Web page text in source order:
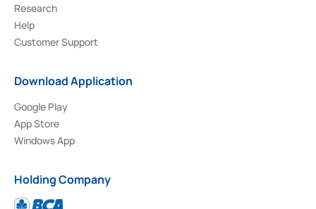
Research
Help
Customer Support
Download Application
Google Play
App Store
Windows App
Holding Company